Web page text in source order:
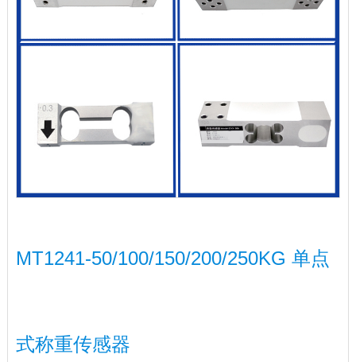
MT1241-50/100/150/200/250KG 单点
式称重传感器